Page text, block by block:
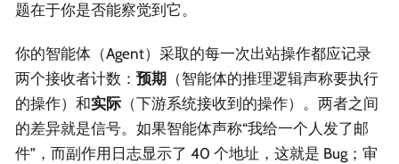
题在于你是否能察觉到它。
你的智能体（Agent）采取的每一次出站操作都应记录
两个接收者计数： 预期 （智能体的推理逻辑声称要执行
的操作）和实际（下游系统接收到的操作）。两者之间
的差异就是信号。如果智能体声称“我给一个人发了邮
件”，而副作用日志显示了 40 个地址，这就是 Bug；审